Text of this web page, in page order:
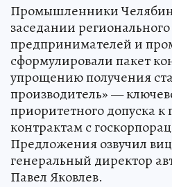
Промышленники
заседании
предпринимателей и
сформулировали пакет
упрощению получения
производитель» —
приоритетного допуска к
контрактам с
Предложения озвучил
генеральный директор
Павел Яковлев.